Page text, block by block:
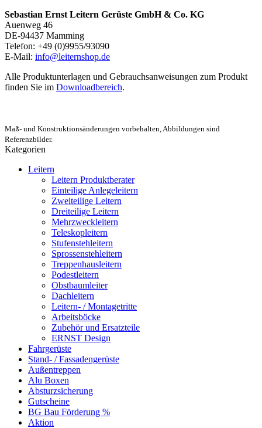
Sebastian Ernst Leitern Gerüste GmbH & Co. KG
Auenweg 46
DE-94437 Mamming
Telefon: +49 (0)9955/93090
E-Mail: info@leiternshop.de
Alle Produktunterlagen und Gebrauchsanweisungen zum Produkt
finden Sie im Downloadbereich.
Maß- und Konstruktionsänderungen vorbehalten, Abbildungen sind
Referenzbilder.
Kategorien
Leitern
Leitern Produktberater
Einteilige Anlegeleitern
Zweiteilige Leitern
Dreiteilige Leitern
Mehrzweckleitern
Teleskopleitern
Stufenstehleitern
Sprossenstehleitern
Treppenhausleitern
Podestleitern
Obstbaumleiter
Dachleitern
Leitern- / Montagetritte
Arbeitsböcke
Zubehör und Ersatzteile
ERNST Design
Fahrgerüste
Stand- / Fassadengerüste
Außentreppen
Alu Boxen
Absturzsicherung
Gutscheine
BG Bau Förderung %
Aktion